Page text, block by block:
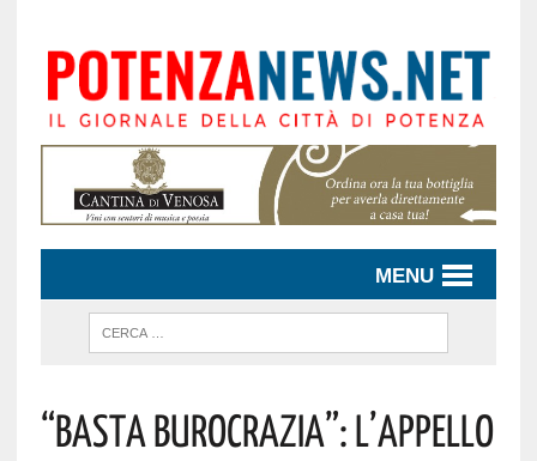
MENU
“Basta Burocrazia”: L’appello